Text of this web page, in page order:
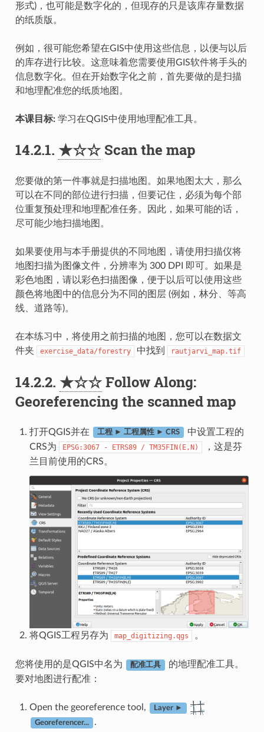
形式)，也可能是数字化的，但现存的只是该库存量数据
的纸质版。
例如，很可能您希望在GIS中使用这些信息，以便与以后
的库存进行比较。这意味着您需要使用GIS软件将手头的
信息数字化。但在开始数字化之前，首先要做的是扫描
和地理配准您的纸质地图。
本课目标:学习在QGIS中使用地理配准工具。
14.2.1. ★☆☆Scan the map
您要做的第一件事就是扫描地图。如果地图太大，那么
可以在不同的部位进行扫描，但要记住，必须为每个部
位重复预处理和地理配准任务。因此，如果可能的话，
尽可能少地扫描地图。
如果要使用与本手册提供的不同地图，请使用扫描仪将
地图扫描为图像文件，分辨率为 300 DPI 即可。如果是
彩色地图，请以彩色扫描图像，便于以后可以使用这些
颜色将地图中的信息分为不同的图层 (例如，林分、等高
线、道路等)。
在本练习中，将使用之前扫描的地图，您可以在数据文
件夹
exercise_data/forestry 中找到 rautjarvi_map.tif
14.2.2. ★☆☆Follow Along:
Georeferencing the scanned map
打开QGIS并在 工程 ► 工程属性 ► CRS
中设置工程的
CRS为
EPSG:3067 - ETRS89 / TM35FIN(E,N)
，这是芬
兰目前使用的CRS。
将QGIS工程另存为 map_digitizing.qgs 。
您将使用的是QGIS中名为 配准工具
的地理配准工具。
要对地图进行配准：
Open the georeference tool, Layer ►
Georeferencer... .